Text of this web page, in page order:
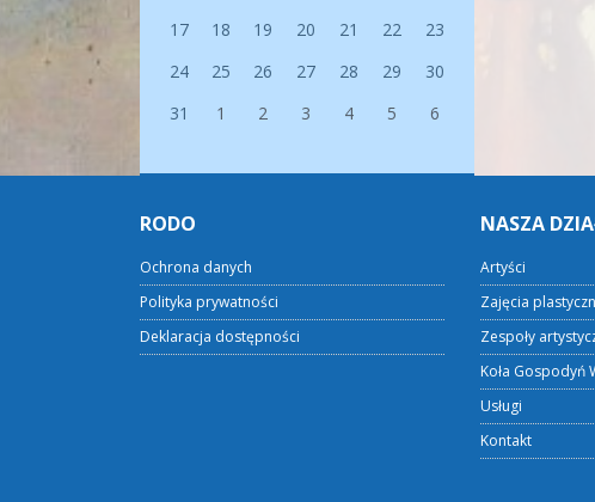
17
18 19 20 21 22
23
24
25 26 27 28 29
30
31
1 2 3 4 5 6
RODO
Ochrona danych
Polityka prywatności
Deklaracja dostępności
NASZA
Artyści
Zajęcia
Zespoły
Koła Gospodyń
Usługi
Kontakt